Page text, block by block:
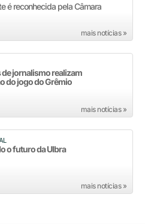
é reconhecida pela Câmara
mais notícias »
jornalismo realizam
do jogo do Grêmio
mais notícias »
o futuro da Ulbra
mais notícias »